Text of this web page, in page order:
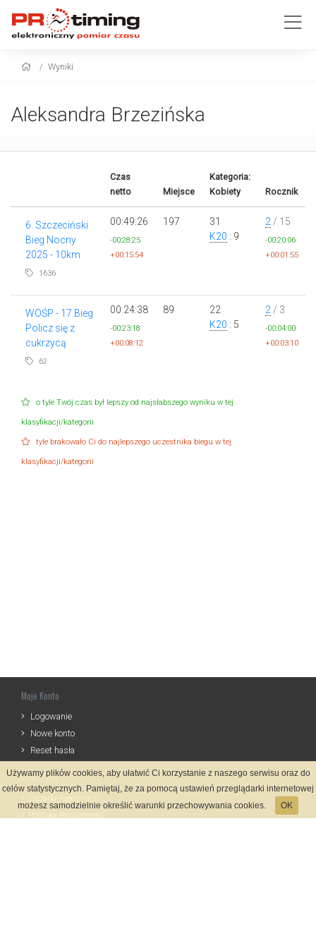
Wyniki
Aleksandra Brzezińska
Czas
netto
Miejsce
Kategoria:
Kobiety
Rocznik
6. Szczeciński
Bieg Nocny
2025 - 10km
1636
00:49:26
-00:28:25
+00:15:54
197
31
K20 : 9
2 / 15
-00:20:06
+00:01:55
WOŚP - 17 Bieg
Policz się z
cukrzycą
62
00:24:38
-00:23:18
+00:08:12
89
22
K20 : 5
2 / 3
-00:04:00
+00:03:10
o tyle Twój czas był lepszy od najsłabszego wyniku w tej
klasyfikacji/kategorii
tyle brakowało Ci do najlepszego uczestnika biegu w tej
klasyfikacji/kategorii
Moje Konto
Logowanie
Nowe konto
Reset hasła
Informacje
Używamy plików cookies, aby ułatwić Ci korzystanie z naszego serwisu oraz do
celów statystycznych. Pamiętaj, że za pomocą ustawień przeglądarki internetowej
możesz samodzielnie określić warunki przechowywania cookies.
OK